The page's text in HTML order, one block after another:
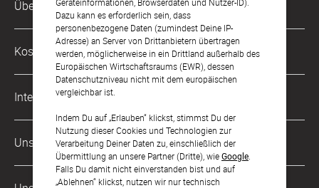
Dazu kann es erforderlich sein, dass
personenbezogene Daten (zumindest Deine IP-
Adresse) an Server von Drittanbietern übertragen
werden, möglicherweise in ein Drittland außerhalb des
Europäischen Wirtschaftsraums (EWR), dessen
Datenschutzniveau nicht mit dem europäischen
vergleichbar ist.
Indem Du auf „Erlauben“ klickst, stimmst Du der
Nutzung dieser Cookies und Technologien zur
Verarbeitung Deiner Daten zu, einschließlich der
Übermittlung an unsere Partner (Dritte), wieGoogle
Falls Du damit nicht einverstanden bist und auf
„Ablehnen“ klickst, nutzen wir nur technisch
0221 956 725 10
Mo. - Fr. von 9 bis 17 Uhr
kontakt@sendmoments.de
Über Uns
Philosophie
Karriere
Impressum
AGB & Widerrufsrecht
Zahlung & Versand
Datenschutz
Kostenlose Services
Musterkarten
Digitale Fotoalben
Digitale Gästelisten
FAQ & Hilfe
International
Österreich
Schweiz
Frankreich
Unsere Zahlungsarten